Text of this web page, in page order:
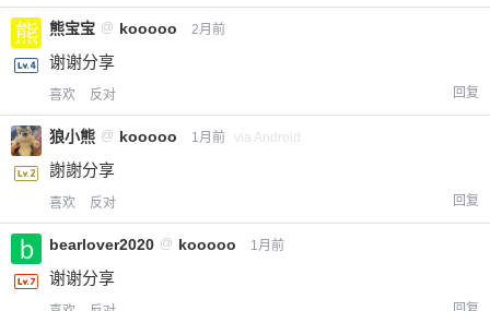
熊宝宝 @ kooooo 2月前
谢谢分享
喜欢 反对 回复
狼小熊 @ kooooo 1月前 via Android
謝謝分享
喜欢 反对 回复
bearlover2020 @ kooooo 1月前
谢谢分享